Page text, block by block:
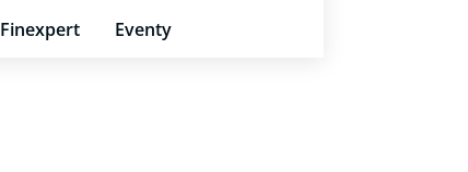
Finexpert Eventy